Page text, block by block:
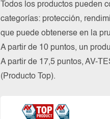
Todos los productos pueden
categorías: protección,
que puede obtenerse en la
A partir de 10 puntos, un
A partir de 17,5 puntos, AV-
(Producto Top).